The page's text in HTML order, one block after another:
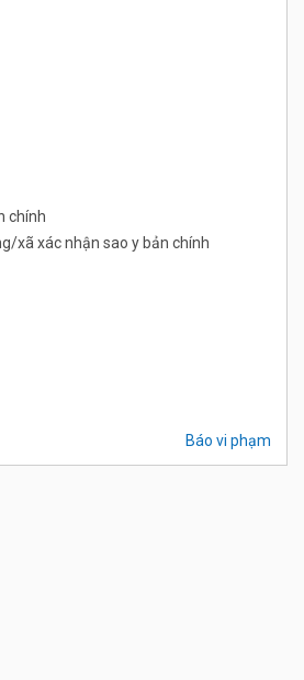
chính
xã xác nhận sao y bản chính
Báo vi phạm